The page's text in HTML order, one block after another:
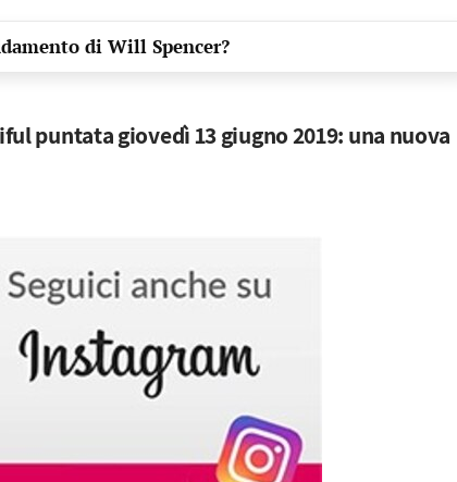
di Will Spencer?
puntata giovedì 13 giugno 2019: una nuova